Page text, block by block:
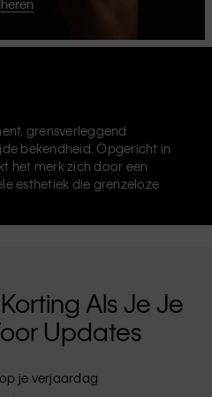
grensverleggend
bekendheid. Opgericht in
het merk zich door een
esthetiek die grenzeloze
Klein Jeans, Calvin Klein
en Calvin Klein Sport
en retailpositie, en levert
inclusieve filosofie van
Als Je Je
Updates
je verjaardag